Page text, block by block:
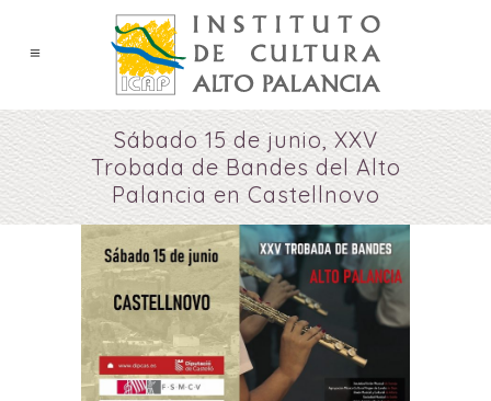
Sábado 15 de junio, XXV
Trobada de Bandes del Alto
Palancia en Castellnovo